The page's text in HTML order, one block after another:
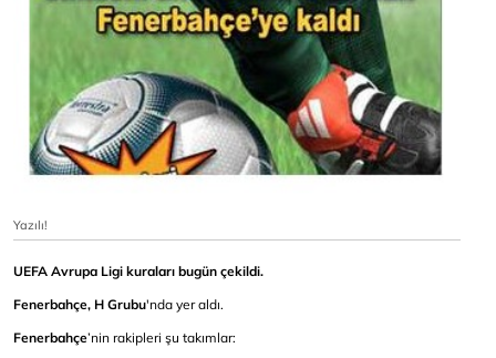
Yazılı!
UEFA Avrupa Ligi kuraları bugün çekildi.
Fenerbahçe, H Grubu'nda yer aldı.
Fenerbahçe’nin rakipleri şu takımlar: